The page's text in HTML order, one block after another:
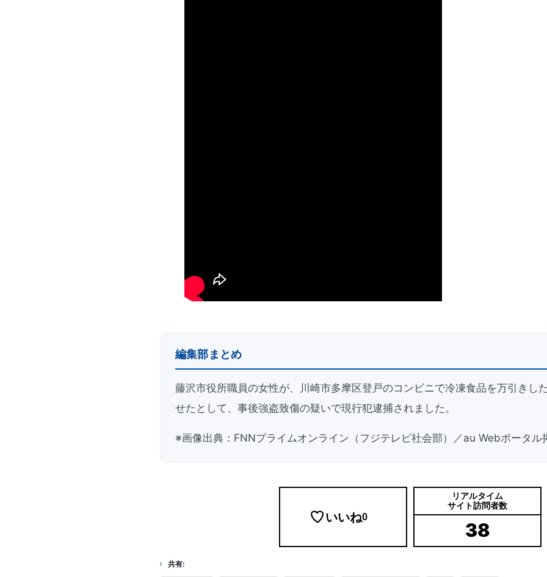
編集部まとめ
藤沢市役所職員の女性が、川崎市多摩区登戸のコンビニで冷凍食品を万引きし
せたとして、事後強盗致傷の疑いで現行犯逮捕されました。
※画像出典：FNNプライムオンライン（フジテレビ社会部）／au Webポータル
いいね0
リアルタイム
サイト訪問者数
38
共有: